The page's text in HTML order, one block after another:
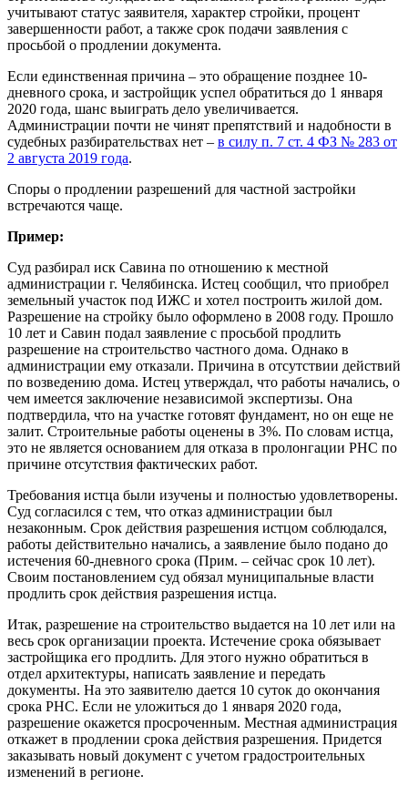
учитывают статус заявителя, характер стройки, процент
завершенности работ, а также срок подачи заявления с
просьбой о продлении документа.
Если единственная причина – это обращение позднее 10-
дневного срока, и застройщик успел обратиться до 1 января
2020 года, шанс выиграть дело увеличивается.
Администрации почти не чинят препятствий и надобности в
судебных разбирательствах нет – в силу п. 7 ст. 4 ФЗ № 283 от
2 августа 2019 года.
Споры о продлении разрешений для частной застройки
встречаются чаще.
Пример:
Суд разбирал иск Савина по отношению к местной
администрации г. Челябинска. Истец сообщил, что приобрел
земельный участок под ИЖС и хотел построить жилой дом.
Разрешение на стройку было оформлено в 2008 году. Прошло
10 лет и Савин подал заявление с просьбой продлить
разрешение на строительство частного дома. Однако в
администрации ему отказали. Причина в отсутствии действий
по возведению дома. Истец утверждал, что работы начались, о
чем имеется заключение независимой экспертизы. Она
подтвердила, что на участке готовят фундамент, но он еще не
залит. Строительные работы оценены в 3%. По словам истца,
это не является основанием для отказа в пролонгации РНС по
причине отсутствия фактических работ.
Требования истца были изучены и полностью удовлетворены.
Суд согласился с тем, что отказ администрации был
незаконным. Срок действия разрешения истцом соблюдался,
работы действительно начались, а заявление было подано до
истечения 60-дневного срока (Прим. – сейчас срок 10 лет).
Своим постановлением суд обязал муниципальные власти
продлить срок действия разрешения истца.
Итак, разрешение на строительство выдается на 10 лет или на
весь срок организации проекта. Истечение срока обязывает
застройщика его продлить. Для этого нужно обратиться в
отдел архитектуры, написать заявление и передать
документы. На это заявителю дается 10 суток до окончания
срока РНС. Если не уложиться до 1 января 2020 года,
разрешение окажется просроченным. Местная администрация
откажет в продлении срока действия разрешения. Придется
заказывать новый документ с учетом градостроительных
изменений в регионе.